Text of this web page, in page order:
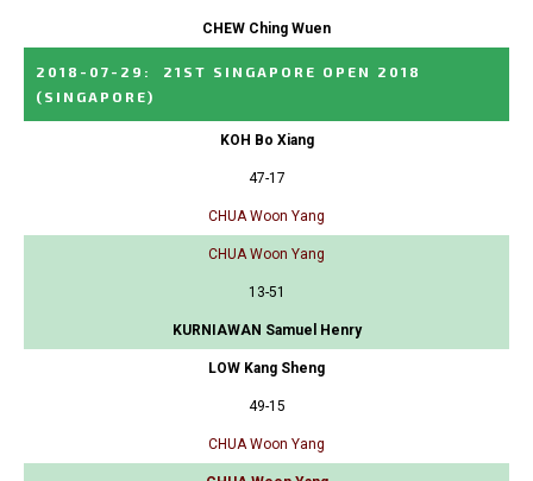
CHEW Ching Wuen
2018-07-29 :
21ST SINGAPORE OPEN 2018
(SINGAPORE)
KOH Bo Xiang
47-17
CHUA Woon Yang
CHUA Woon Yang
13-51
KURNIAWAN Samuel Henry
LOW Kang Sheng
49-15
CHUA Woon Yang